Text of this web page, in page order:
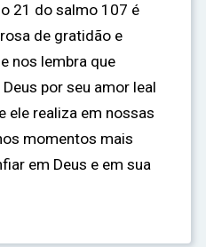
21 do salmo 107 é
de gratidão e
nos lembra que
por seu amor leal
ele realiza em nossas
momentos mais
em Deus e em sua